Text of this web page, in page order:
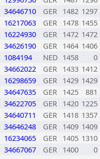
34646710 GER 1482 1297
16217063 GER 1478 1455
16224930 GER 1472 1472
34626190 GER 1464 1406
1084194 NED 1458
0
34662022 GER 1433 1412
16298659 GER 1429 1429
34647635 GER 1425
881
34622705 GER 1420 1225
34640711 GER 1418 1357
34646248 GER 1409 1409
16234065 GER 1405 1310
34667067 GER 1400
0